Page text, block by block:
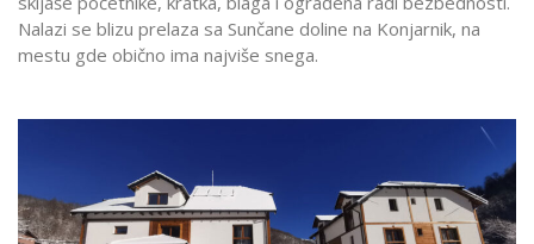
Nalazi se blizu prelaza sa Sunčane doline na Konjarnik, na
mestu gde obično ima najviše snega.